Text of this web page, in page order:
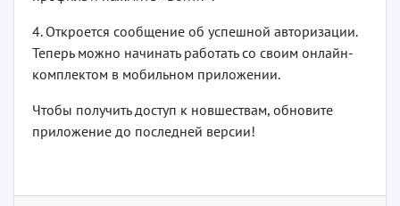
4. Откроется сообщение об успешной авторизации.
Теперь можно начинать работать со своим онлайн-
комплектом в мобильном приложении.
Чтобы получить доступ к новшествам, обновите
приложение до последней версии!